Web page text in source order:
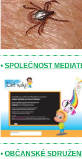
• SPOLEČNOST
• OBČANSKÉ